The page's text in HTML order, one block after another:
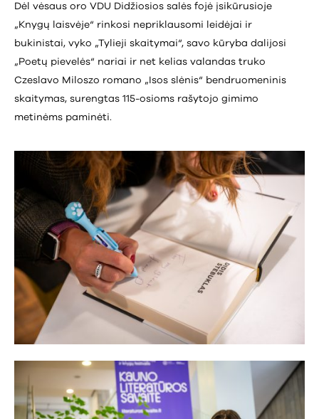
Dėl vėsaus oro VDU Didžiosios salės fojė įsikūrusioje
„Knygų laisvėje“ rinkosi nepriklausomi leidėjai ir
bukinistai, vyko „Tylieji skaitymai“, savo kūryba dalijosi
„Poetų pievelės“ nariai ir net kelias valandas truko
Czeslavo Miloszo romano „Isos slėnis“ bendruomeninis
skaitymas, surengtas 115-osioms rašytojo gimimo
metinėms paminėti.